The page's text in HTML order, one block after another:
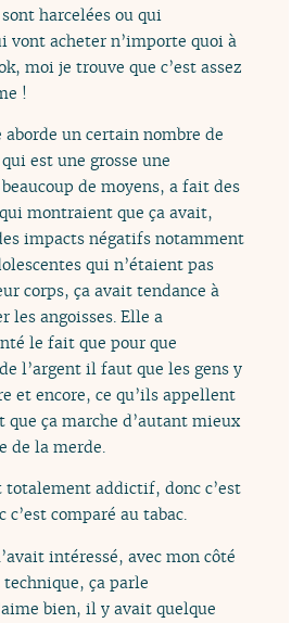
harcelées ou qui
vont acheter n’importe quoi à
moi je trouve que c’est assez
!
un certain nombre de
est une grosse une
de moyens, a fait des
montraient que ça avait,
impacts négatifs notamment
qui n’étaient pas
corps, ça avait tendance à
les angoisses. Elle a
le fait que pour que
l’argent il faut que les gens y
et encore, ce qu’ils appellent
que ça marche d’autant mieux
de la merde.
totalement addictif, donc c’est
c’est comparé au tabac.
intéressé, avec mon côté
ça parle
bien, il y avait quelque